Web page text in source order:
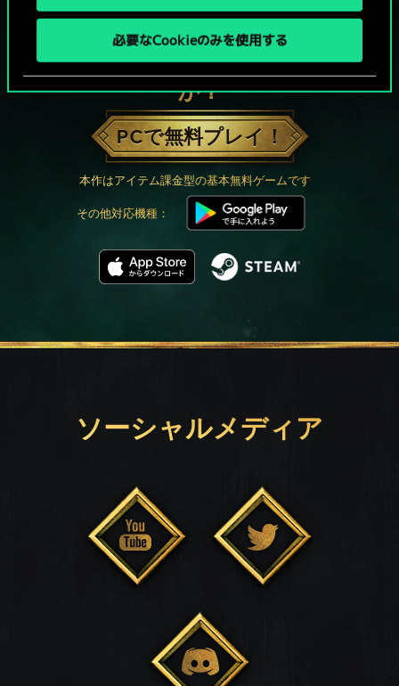
必要なCookieのみを使用する
グウェントでひと勝負といかない
か？
PCで無料プレイ！
本作はアイテム課金型の基本無料ゲームです
その他対応機種：
ソーシャルメディア